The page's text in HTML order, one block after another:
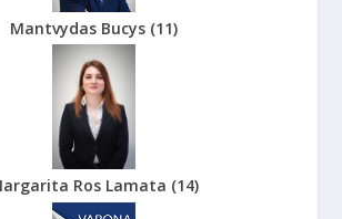
Mantvydas Bucys (11)
Ros Lamata (14)